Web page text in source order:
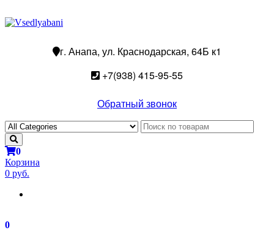
г. Анапа, ул. Краснодарская, 64Б к1
+7(938) 415-95-55
Обратный звонок
0
Корзина
0 руб.
0